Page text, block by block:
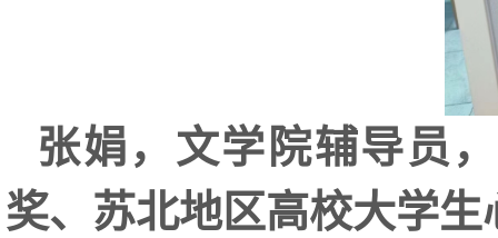
张娟，文学院辅导员
奖、苏北地区高校大学